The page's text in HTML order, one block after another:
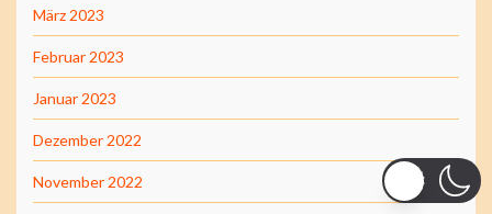
März 2023
Februar 2023
Januar 2023
Dezember 2022
November 2022